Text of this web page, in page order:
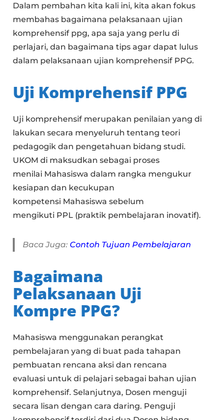
Dalam pembahan kita kali ini, kita akan fokus
membahas bagaimana pelaksanaan ujian
komprehensif ppg, apa saja yang perlu di
perlajari, dan bagaimana tips agar dapat lulus
dalam pelaksanaan ujian komprehensif PPG.
Uji Komprehensif PPG
Uji komprehensif merupakan penilaian yang di
lakukan secara menyeluruh tentang teori
pedagogik dan pengetahuan bidang studi.
UKOM di maksudkan sebagai proses
menilai Mahasiswa dalam rangka mengukur
kesiapan dan kecukupan
kompetensi Mahasiswa sebelum
mengikuti PPL (praktik pembelajaran inovatif).
Baca Juga: Contoh Tujuan Pembelajaran
Bagaimana
Pelaksanaan Uji
Kompre PPG?
Mahasiswa menggunakan perangkat
pembelajaran yang di buat pada tahapan
pembuatan rencana aksi dan rencana
evaluasi untuk di pelajari sebagai bahan ujian
komprehensif. Selanjutnya, Dosen menguji
secara lisan dengan cara daring. Penguji